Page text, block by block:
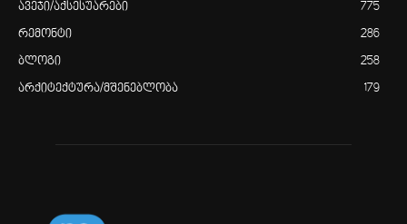
ავეჯი/აქსესუარები 775
რემონტი 286
ბლოგი 258
არქიტექტურა/მშენებლობა 179